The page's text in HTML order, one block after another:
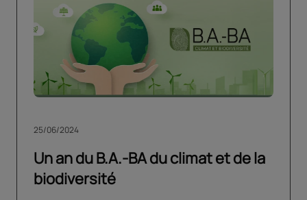
Un an du B.A.-BA du climat et de la
biodiversité
25/06/2024